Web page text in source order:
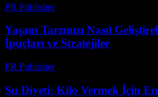
PR Publisher-
Yaşam Tarzınızı Nasıl
İpuçları ve Stratejiler
PR Publisher-
Su Diyeti: Kilo Vermek İçin